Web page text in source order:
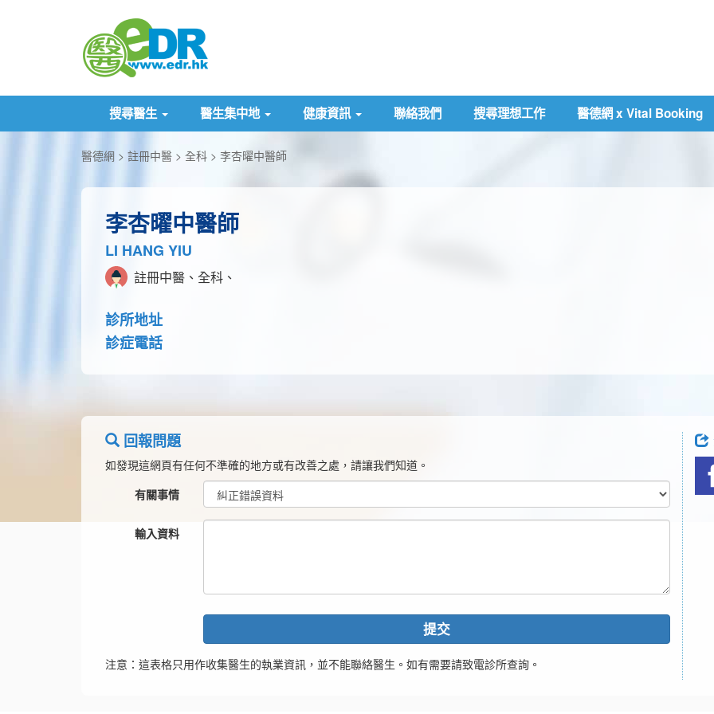
搜尋醫生 醫生集中地 健康資訊 聯絡我們 搜尋理想工作 醫德網 x Vital Booking
醫德網 註冊中醫 全科 李杏曜中醫師
李杏曜中醫師
LI HANG YIU
註冊中醫、全科、
診所地址
診症電話
回報問題
如發現這網頁有任何不準確的地方或有改善之處，請讓我們知道。
有關事情
輸入資料
提交
注意：這表格只用作收集醫生的執業資訊，並不能聯絡醫生。如有需要請致電診所查詢。